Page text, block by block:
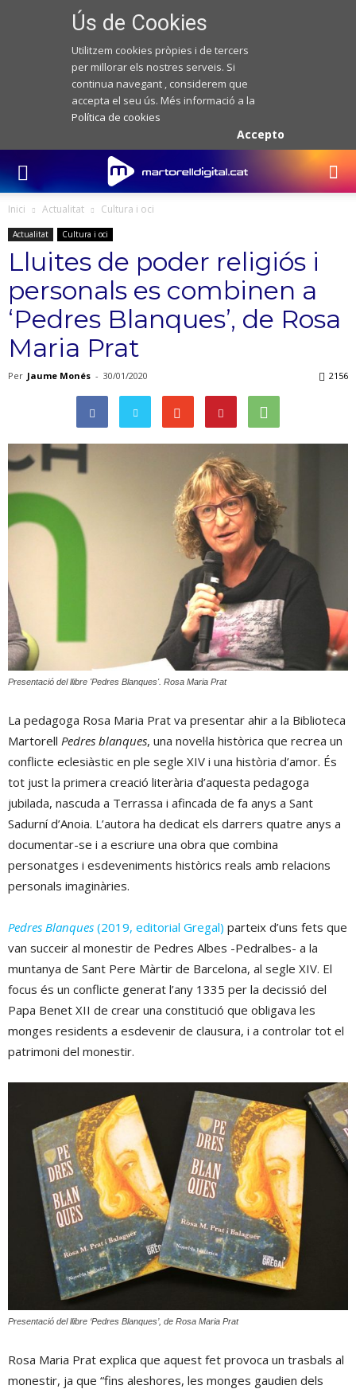
Ús de Cookies
Utilitzem cookies pròpies i de tercers
per millorar els nostres serveis. Si
continua navegant , considerem que
accepta el seu ús. Més informació a la
Política de cookies
Accepto
Inici Actualitat Cultura i oci
Actualitat Cultura i oci
Lluites de poder religiós i
personals es combinen a
‘Pedres Blanques’, de Rosa
Maria Prat
Per Jaume Monés - 30/01/2020 2156
Presentació del llibre 'Pedres Blanques'. Rosa Maria Prat
La pedagoga Rosa Maria Prat va presentar ahir a la Biblioteca
Martorell Pedres blanques, una novel·la històrica que recrea un
conflicte eclesiàstic en ple segle XIV i una història d’amor. És
tot just la primera creació literària d’aquesta pedagoga
jubilada, nascuda a Terrassa i afincada de fa anys a Sant
Sadurní d’Anoia. L’autora ha dedicat els darrers quatre anys a
documentar-se i a escriure una obra que combina
personatges i esdeveniments històrics reals amb relacions
personals imaginàries.
Pedres Blanques (2019, editorial Gregal) parteix d’uns fets que
van succeir al monestir de Pedres Albes -Pedralbes- a la
muntanya de Sant Pere Màrtir de Barcelona, al segle XIV. El
focus és un conflicte generat l’any 1335 per la decissió del
Papa Benet XII de crear una constitució que obligava les
monges residents a esdevenir de clausura, i a controlar tot el
patrimoni del monestir.
Presentació del llibre ‘Pedres Blanques’, de Rosa Maria Prat
Rosa Maria Prat explica que aquest fet provoca un trasbals al
monestir, ja que “fins aleshores, les monges gaudien dels